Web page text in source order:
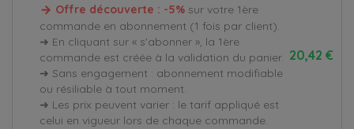
Offre découverte : -5% sur votre 1ère
commande en abonnement (1 fois par client).
➜ En cliquant sur « s'abonner », la 1ère
commande est créée à la validation du panier.
➜ Sans engagement : abonnement modifiable
ou résiliable à tout moment.
➜ Les prix peuvent varier : le tarif appliqué est
celui en vigueur lors de chaque commande.
20,42 €